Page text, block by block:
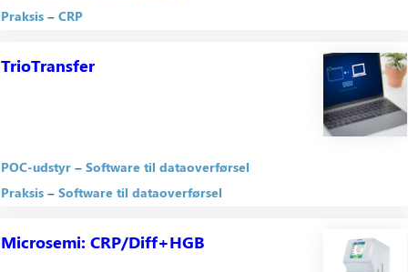
Praksis
CRP
TrioTransfer
POC-udstyr
Software til dataoverførsel
Praksis
Software til dataoverførsel
Microsemi: CRP/Diff+HGB